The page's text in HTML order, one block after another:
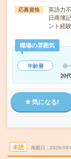
応募資格
英語力
日商簿
ント経
職場の雰囲気
年齢層
20代
気になる!
未読 掲載日 2026/08/